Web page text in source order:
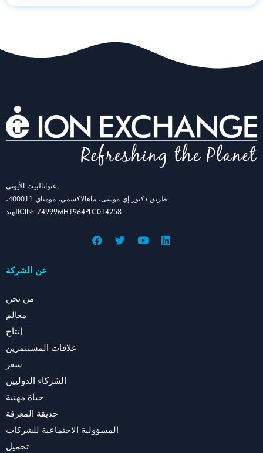
عنوانالبيت الأيوني,
طريق دكتور إي موسى، ماهالاكسمي، مومباي 400011،
الهندCIN:L74999MH1964PLC014258
عن الشركة
من نحن
معالم
إنتاج
علاقات المستثمرين
سعر
الشركاء الدوليين
حياة مهنية
حديقة المعرفة
المسؤولية الاجتماعية للشركات
تحميل